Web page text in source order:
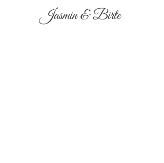
Jasmin & Birte